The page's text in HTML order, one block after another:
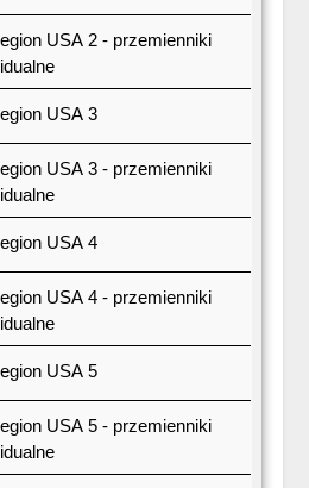
USA 2 - przemienniki
USA 3
USA 3 - przemienniki
USA 4
USA 4 - przemienniki
USA 5
USA 5 - przemienniki